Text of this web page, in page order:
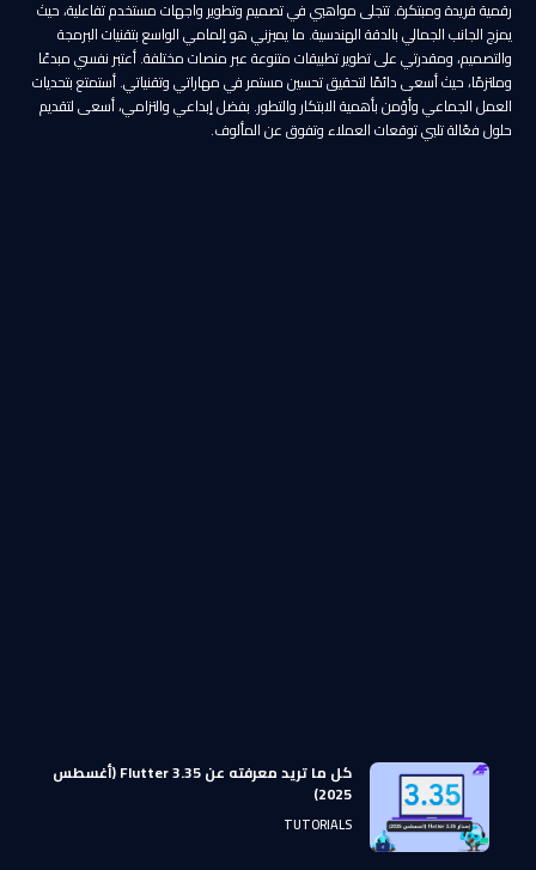
رقمية فريدة ومبتكرة. تتجلى مواهبي في تصميم وتطوير واجهات مستخدم تفاعلية، حيث
يمزج الجانب الجمالي بالدقة الهندسية. ما يميزني هو إلمامي الواسع بتقنيات البرمجة
والتصميم، ومقدرتي على تطوير تطبيقات متنوعة عبر منصات مختلفة. أعتبر نفسي مبدعًا
وملتزمًا، حيث أسعى دائمًا لتحقيق تحسين مستمر في مهاراتي وتقنياتي. أستمتع بتحديات
العمل الجماعي وأؤمن بأهمية الابتكار والتطور. بفضل إبداعي والتزامي، أسعى لتقديم
حلول فعّالة تلبي توقعات العملاء وتفوق عن المألوف.
كل ما تريد معرفته عن Flutter 3.35 (أغسطس
2025)
TUTORIALS